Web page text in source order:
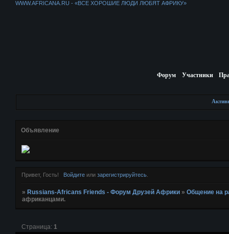
WWW.AFRICANA.RU - «ВСЕ ХОРОШИЕ ЛЮДИ ЛЮБЯТ АФРИКУ»
Форум Участники
Объявление
Привет, Гость! Войдитеили зарегистрируйтесь.
» Russians-Africans Friends - Форум Друзей Африки »Общение на
африканцами.
Страница: 1